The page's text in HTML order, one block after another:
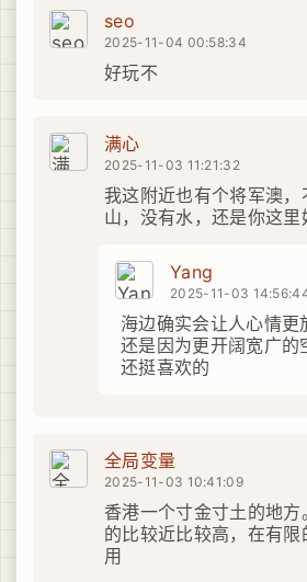
seo
2025-11-04 00:58:34
好玩不
满心
2025-11-03 11:21:32
我这附近也有个将军澳，
山，没有水，还是你这里
Yang
2025-11-03
海边确实会让人心情更
还是因为更开阔宽广的
还挺喜欢的
全局变量
2025-11-03 10:41:09
香港一个寸金寸土的地
的比较近比较高，在有限
用